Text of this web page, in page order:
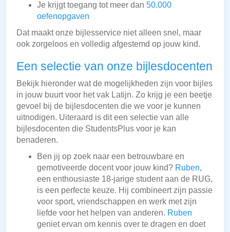
Je krijgt toegang tot meer dan 50.000
oefenopgaven
Dat maakt onze bijlesservice niet alleen snel, maar
ook zorgeloos en volledig afgestemd op jouw kind.
Een selectie van onze bijlesdocenten
Bekijk hieronder wat de mogelijkheden zijn voor bijles
in jouw buurt voor het vak Latijn. Zo krijg je een beetje
gevoel bij de bijlesdocenten die we voor je kunnen
uitnodigen. Uiteraard is dit een selectie van alle
bijlesdocenten die StudentsPlus voor je kan
benaderen.
Ben jij op zoek naar een betrouwbare en
gemotiveerde docent voor jouw kind? Ruben,
een enthousiaste 18-jarige student aan de RUG,
is een perfecte keuze. Hij combineert zijn passie
voor sport, vriendschappen en werk met zijn
liefde voor het helpen van anderen. Ruben
geniet ervan om kennis over te dragen en doet